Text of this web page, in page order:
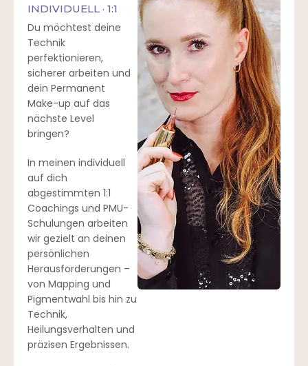
INDIVIDUELL · 1:1
Du möchtest deine
Technik
perfektionieren,
sicherer arbeiten und
dein Permanent
Make-up auf das
nächste Level
bringen?
In meinen individuell
auf dich
abgestimmten 1:1
Coachings und PMU-
Schulungen arbeiten
wir gezielt an deinen
persönlichen
Herausforderungen –
von Mapping und
Pigmentwahl bis hin zu
Technik,
Heilungsverhalten und
präzisen Ergebnissen.